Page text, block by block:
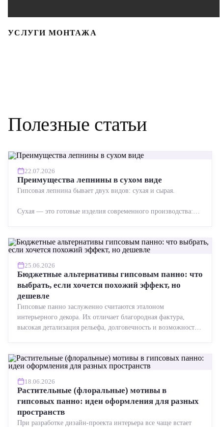
УСЛУГИ МОНТАЖА
Полезные статьи
22.07.2026
Преимущества лепнины в сухом виде
Гипсовая лепнина бывает двух видов: сухая и сырая.
Сухая — это готовые изделия современного производства:
25.06.2026
Бюджетные альтернативы гипсовым панно: что
выбрать, если хочется похожий эффект, но
дешевле
Гипсовые панно заслуженно считаются эталоном
интерьерного декора. Их отличает благородная фактура,
высокая детализация рельефа, долговечность и возможность
18.06.2026
Растительные (флоральные) мотивы в
гипсовых панно: идеи оформления для разных
пространств
При разработке дизайн-проекта интерьера все чаще встает